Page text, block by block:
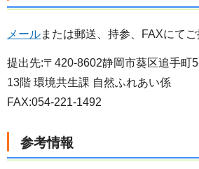
メールまたは郵送、持参、FAXにてご
提出先:〒420-8602静岡市葵区追手町
13階 環境共生課 自然ふれあい係
FAX:054-221-1492
参考情報